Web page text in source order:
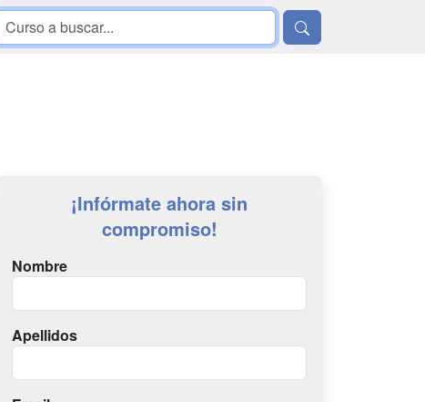
¡Infórmate ahora sin
compromiso!
Nombre
Apellidos